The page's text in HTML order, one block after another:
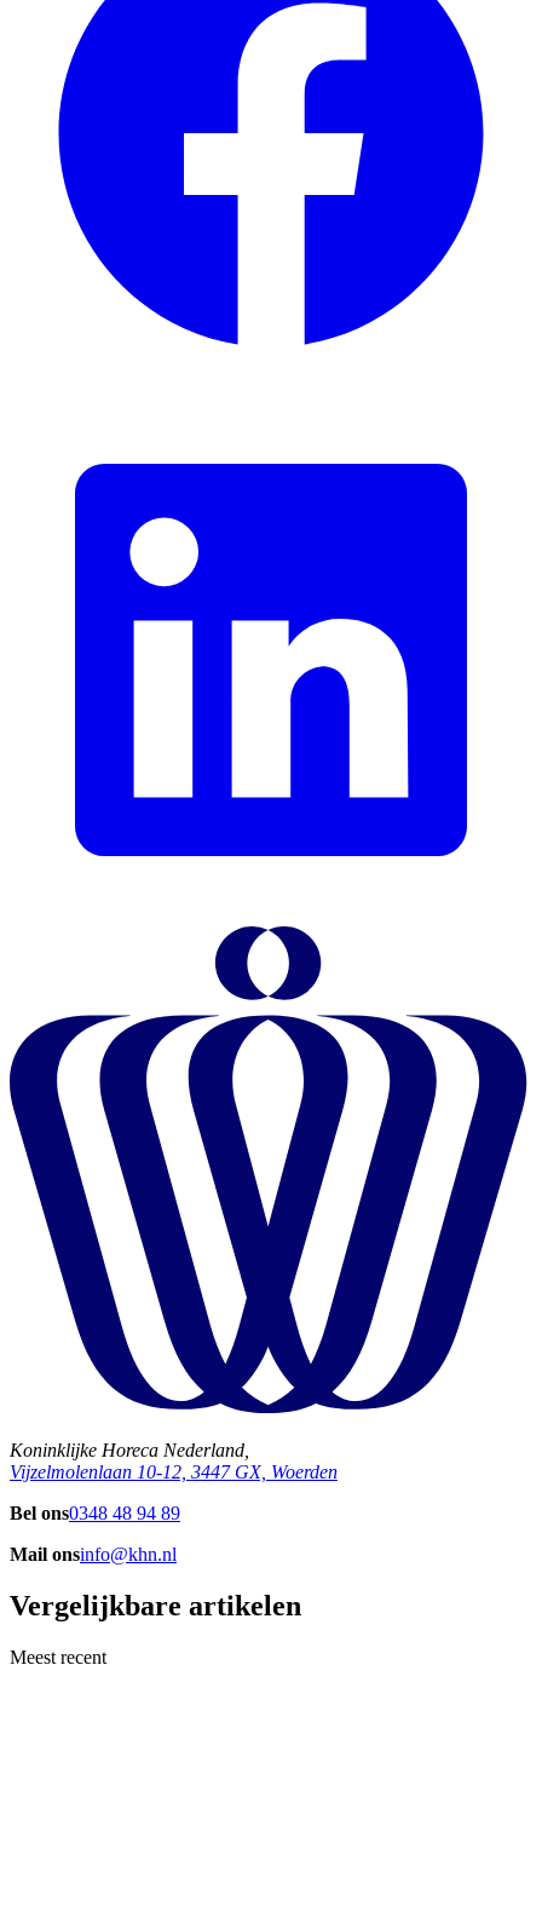
Koninklijke Horeca Nederland,
Vijzelmolenlaan 10-12, 3447 GX, Woerden
Bel ons0348 48 94 89
Mail onsinfo@khn.nl
Vergelijkbare artikelen
Meest recent